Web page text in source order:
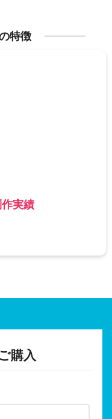
特徴
実績
購入